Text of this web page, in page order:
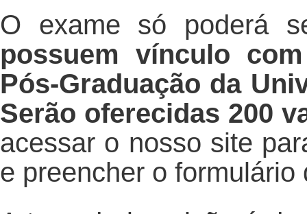
O exame só poderá
possuem vínculo
Pós-Graduação da
Serão oferecidas 200
acessar o nosso site
e preencher o formulário